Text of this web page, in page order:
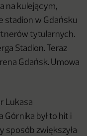
na kulejącym,
stadion w Gdańsku
tytularnych.
Stadion. Teraz
Gdańsk. Umowa
Lukasa
Górnika był to hit i
sposób zwiększyła